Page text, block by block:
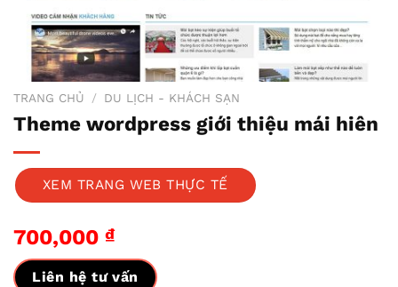
TRANG CHỦ / DU LỊCH - KHÁCH SẠN
Theme wordpress giới thiệu mái hiên
XEM TRANG WEB THỰC TẾ
700,000 ₫
Liên hệ tư vấn